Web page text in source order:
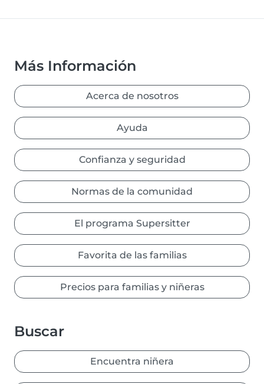
Más Información
Acerca de nosotros
Ayuda
Confianza y seguridad
Normas de la comunidad
El programa Supersitter
Favorita de las familias
Precios para familias y niñeras
Buscar
Encuentra niñera